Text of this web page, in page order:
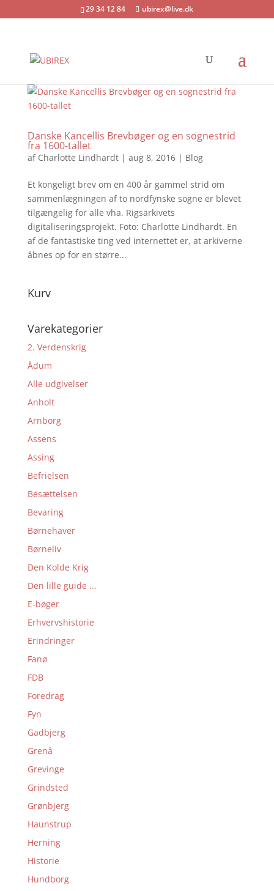
29 34 12 84 ubirex@live.dk
Danske Kancellis Brevbøger og en sognestrid
fra 1600-tallet
af Charlotte Lindhardt| aug 8, 2016| Blog
Et kongeligt brev om en 400 år gammel strid om
sammenlægningen af to nordfynske sogne er blevet
tilgængelig for alle vha. Rigsarkivets
digitaliseringsprojekt. Foto: Charlotte Lindhardt. En
af de fantastiske ting ved internettet er, at arkiverne
åbnes op for en større...
Kurv
Varekategorier
2. Verdenskrig
Ådum
Alle udgivelser
Anholt
Arnborg
Assens
Assing
Befrielsen
Besættelsen
Bevaring
Børnehaver
Børneliv
Den Kolde Krig
Den lille guide ...
E-bøger
Erhvervshistorie
Erindringer
Fanø
FDB
Foredrag
Fyn
Gadbjerg
Grenå
Grevinge
Grindsted
Grønbjerg
Haunstrup
Herning
Historie
Hundborg